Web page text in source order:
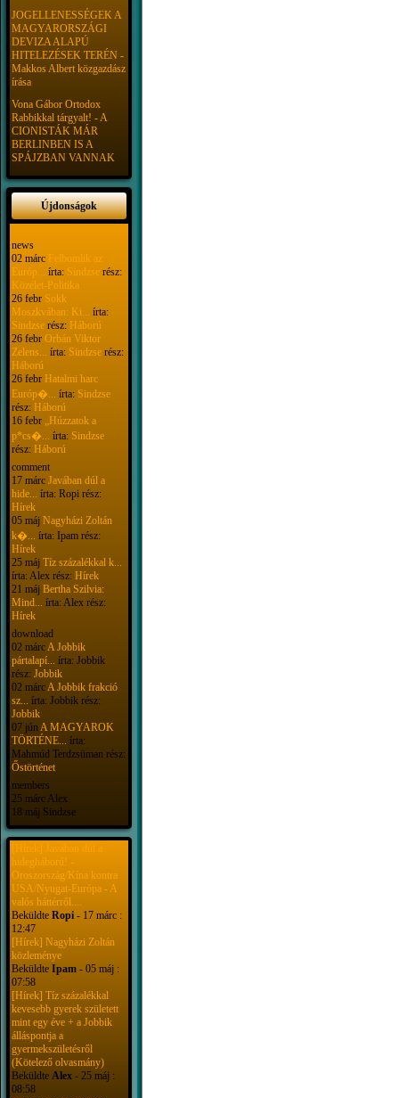
JOGELLENESSÉGEK A
MAGYARORSZÁGI
DEVIZA ALAPÚ
HITELEZÉSEK TERÉN -
Makkos Albert közgazdász
írása
Vona Gábor Ortodox
Rabbikkal tárgyalt! - A
CIONISTÁK MÁR
BERLINBEN IS A
SPÁJZBAN VANNAK
Újdonságok
news
02 márc
Felbomlik az
Európ...
írta: Sindzse rész:
Közélet-Politika
26 febr Sokk
Moszkvában: Ki...
írta:
Sindzse rész: Háború
26 febr Orbán Viktor
Zelens...
írta: Sindzse rész:
Háború
26 febr Hatalmi harc
Európ�...
írta: Sindzse
rész: Háború
16 febr
„Húzzatok a
p*cs�...
írta: Sindzse
rész: Háború
comment
17 márc Javában dúl a
hide...
írta: Ropi rész:
Hírek
05 máj Nagyházi Zoltán
k�...
írta: Ipam rész:
Hírek
25 máj Tíz százalékkal k...
írta: Alex rész: Hírek
21 máj Bertha Szilvia:
Mind...
írta: Alex rész:
Hírek
download
02 márc A Jobbik
pártalapí...
írta: Jobbik
rész: Jobbik
02 márc A Jobbik frakció
sz...
írta: Jobbik rész:
Jobbik
07 jún A MAGYAROK
TÖRTÉNE...
írta:
Mahmúd Terdzsüman rész:
Őstörténet
members
25 márc Alex
18 máj Sindzse
[Hírek] Javában dúl a
hidegháború! -
Oroszország/Kína kontra
USA/Nyugat-Európa - A
valós háttérről....
Beküldte Ropi - 17 márc :
12:47
[Hírek] Nagyházi Zoltán
közleménye
Beküldte Ipam - 05 máj :
07:58
[Hírek] Tíz százalékkal
kevesebb gyerek született
mint egy éve + a Jobbik
álláspontja a
gyermekszületésről
(Kötelező olvasmány)
Beküldte Alex - 25 máj :
08:58